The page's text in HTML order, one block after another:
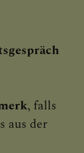
, falls
aus der